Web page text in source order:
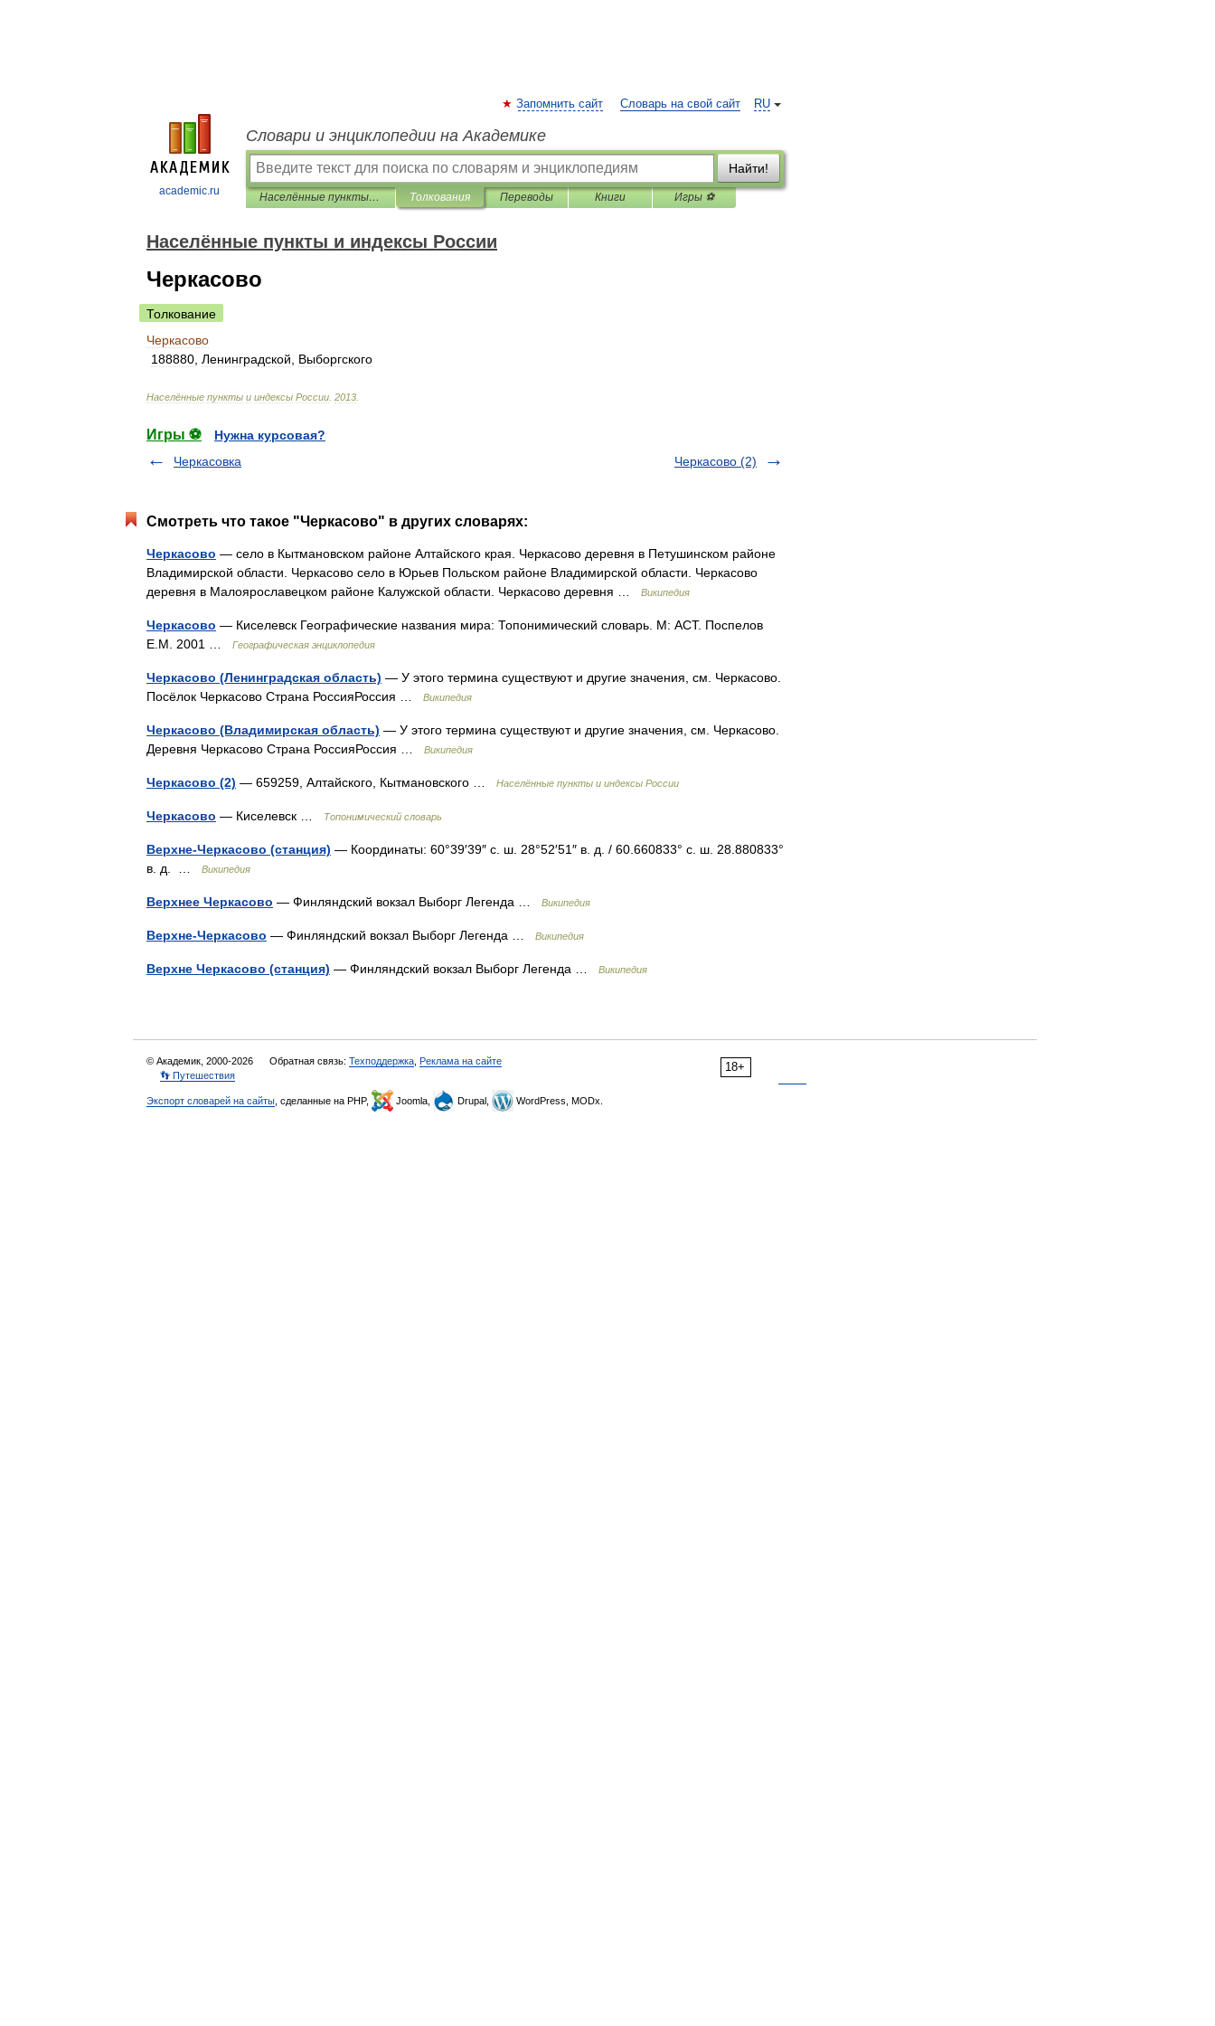
academic.ru
RU
Запомнить сайт Словарь на свой сайт
Словари и энциклопедии на Академике
Найти!
Населённые пункты и индексы России Толкования Переводы Книги Игры ⚽
Населённые пункты и индексы России
Черкасово
Толкование
Черкасово
188880 Ленинградской Выборгского
Населённые пункты и индексы России 2013
Игры ⚽
Нужна курсовая?
Черкасовка
Черкасово (2)
Смотреть что такое "Черкасово" в других словарях:
Черкасово — село в Кытмановском районе Алтайского края. Черкасово деревня в Петушинском районе
Владимирской области. Черкасово село в Юрьев Польском районе Владимирской области. Черкасово
деревня в Малоярославецком районе Калужской области. Черкасово деревня …
Википедия
Черкасово — Киселевск Географические названия мира: Топонимический словарь. М: АСТ. Поспелов
Е.М. 2001 …
Географическая энциклопедия
Черкасово (Ленинградская область) — У этого термина существуют и другие значения, см. Черкасово.
Посёлок Черкасово Страна РоссияРоссия …
Википедия
Черкасово (Владимирская область) — У этого термина существуют и другие значения, см. Черкасово.
Деревня Черкасово Страна РоссияРоссия …
Википедия
Черкасово (2) — 659259, Алтайского, Кытмановского … Населённые пункты и индексы России
Черкасово — Киселевск … Топонимический словарь
Верхне-Черкасово (станция) — Координаты: 60°39′39″ с. ш. 28°52′51″ в. д. / 60.660833° с. ш. 28.880833°
в. д. …
Википедия
Верхнее Черкасово — Финляндский вокзал Выборг Легенда … Википедия
Верхне-Черкасово — Финляндский вокзал Выборг Легенда … Википедия
Верхне Черкасово (станция) — Финляндский вокзал Выборг Легенда … Википедия
18+
© Академик, 2000-2026 Обратная связь: Техподдержка Реклама на сайте
👣 Путешествия
Экспорт словарей на сайты , сделанные на PHP, Joomla, Drupal, WordPress, MODx.